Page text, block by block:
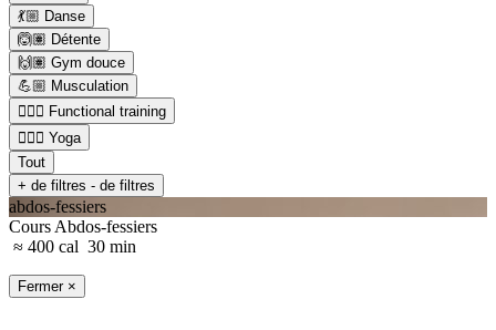
💃🏼 Danse
🙆🏽 Détente
🙌🏽 Gym douce
💪🏼 Musculation
🏋🏼‍♂️ Functional training
🧘🏼‍♂️ Yoga
Tout
+ de filtres - de filtres
abdos-fessiers
Cours Abdos-fessiers
≈ 400 cal 30 min
Fermer ×